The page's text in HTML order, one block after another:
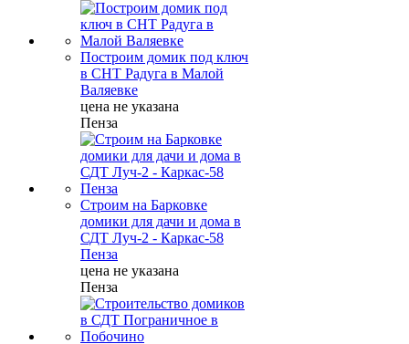
Построим домик под ключ
в СНТ Радуга в Малой
Валяевке
цена не указана
Пенза
Строим на Барковке
домики для дачи и дома в
СДТ Луч-2 - Каркас-58
Пенза
цена не указана
Пенза